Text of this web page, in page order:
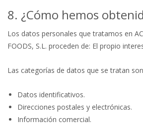
8. ¿Cómo hemos
Los datos personales que tratamos en
FOODS, S.L. proceden de: El propio
Las categorías de datos que se tratan
Datos identificativos.
Direcciones postales y electrónicas.
Información comercial.